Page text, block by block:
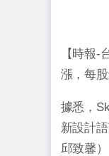
【時報
漲，每
據悉，
新設計
邱致馨）